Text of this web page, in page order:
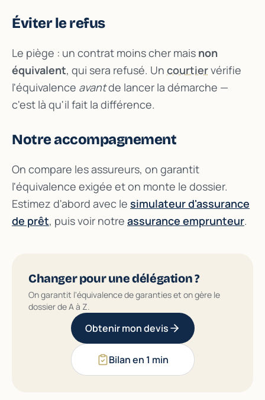
Éviter le refus
Le piège : un contrat moins cher mais non
équivalent, qui sera refusé. Un courtiervérifie
l'équivalence avantde lancer la démarche —
c'est là qu'il fait la différence.
Notre accompagnement
On compare les assureurs, on garantit
l'équivalence exigée et on monte le dossier.
Estimez d'abord avec le simulateur d'assurance
de prêt, puis voir notre assurance emprunteur.
Changer pour une délégation ?
On garantit l'équivalence de garanties et on gère le
dossier de A à Z.
Obtenir mon devis
Bilan en 1 min